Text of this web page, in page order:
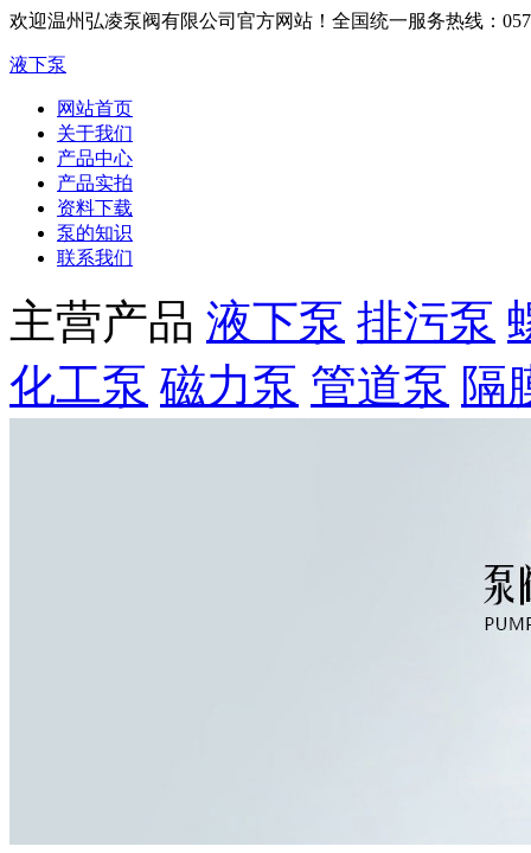
欢迎温州弘凌泵阀有限公司官方网站！ 全国统一服务热线：
液下泵
网站首页
关于我们
产品中心
产品实拍
资料下载
泵的知识
联系我们
主营产品 液下泵 排污泵
化工泵 磁力泵 管道泵 隔